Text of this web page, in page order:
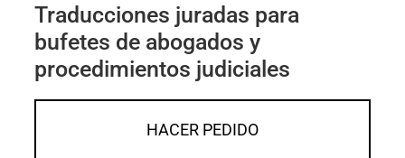
Traducciones juradas para
bufetes de abogados y
procedimientos judiciales
HACER PEDIDO